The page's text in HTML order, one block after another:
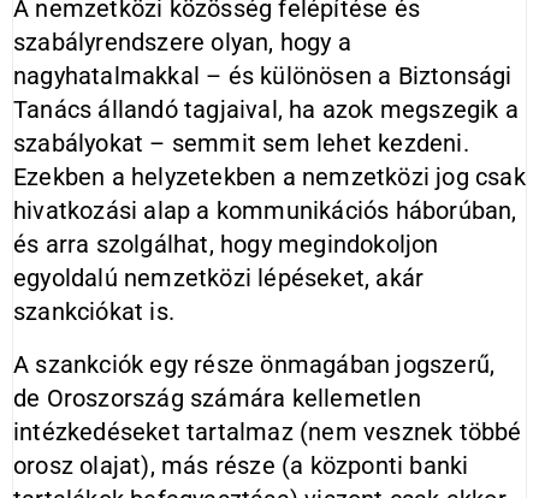
A nemzetközi közösség felépítése és
szabályrendszere olyan, hogy a
nagyhatalmakkal – és különösen a Biztonsági
Tanács állandó tagjaival, ha azok megszegik a
szabályokat – semmit sem lehet kezdeni.
Ezekben a helyzetekben a nemzetközi jog csak
hivatkozási alap a kommunikációs háborúban,
és arra szolgálhat, hogy megindokoljon
egyoldalú nemzetközi lépéseket, akár
szankciókat is.
A szankciók egy része önmagában jogszerű,
de Oroszország számára kellemetlen
intézkedéseket tartalmaz (nem vesznek többé
orosz olajat), más része (a központi banki